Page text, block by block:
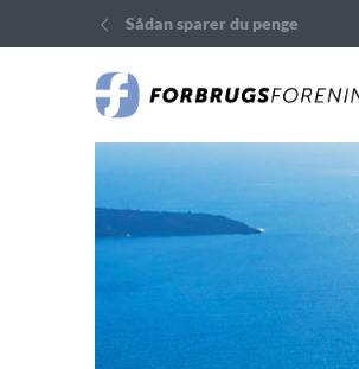
Sådan sparer du penge